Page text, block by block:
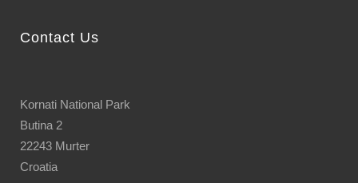
Contact Us
Kornati National Park
Butina 2
22243 Murter
Croatia